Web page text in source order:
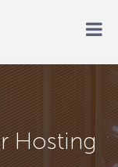
Hosting